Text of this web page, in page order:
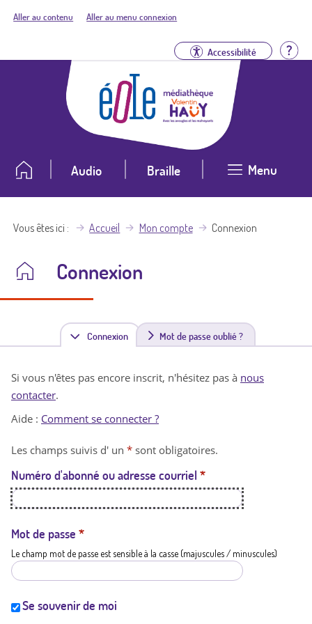
Aller au contenu Aller au menu connexion
Accessibilité
Audio Braille Menu
Vous êtes ici Accueil Mon compte Connexion
Connexion
Connexion(
n
t
a
t
i
Mot de passe oublié ?
Si vous n'êtes pas encore inscrit, n'hésitez pas à nous
contacter.
Aide : Comment se connecter ?
Les champs suivis d' un * sont obligatoires.
Numéro d'abonné ou adresse courriel *
Mot de passe *
Le champ mot de passe est sensible à la casse (majuscules / minuscules)
Se souvenir de moi